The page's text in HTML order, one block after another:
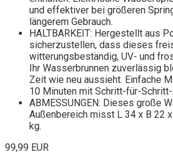
und effektiver bei größeren
längerem Gebrauch.
HALTBARKEIT: Hergestellt aus
sicherzustellen, dass dieses
witterungsbeständig, UV- und
Ihr Wasserbrunnen zuverlässig
Zeit wie neu aussieht. Einfache
10 Minuten mit Schritt-für-
ABMESSUNGEN: Dieses große
Außenbereich misst L 34 x B 22
kg.
99,99 EUR